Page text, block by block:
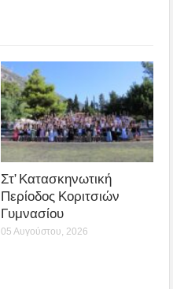
Στ’ Κατασκηνωτική
Περίοδος Κοριτσιών
Γυμνασίου
05 Αυγούστου, 2026